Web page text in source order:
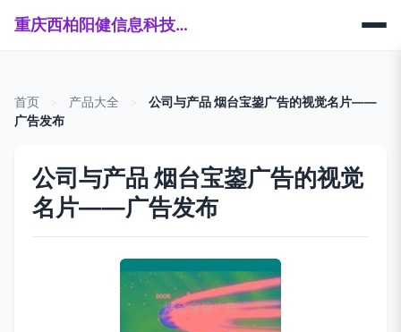
重庆西柏阳健信息科技有限公司
首页 产品大全
公司与产品 烟台宝鋆广告的视觉名片——
广告发布
公司与产品 烟台宝鋆广告的视觉
名片——广告发布